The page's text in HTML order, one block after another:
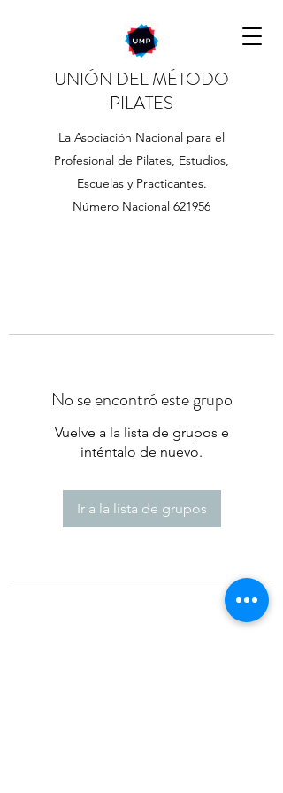
UNIÓN DEL MÉTODO
PILATES
La Asociación Nacional para el
Profesional de Pilates, Estudios,
Escuelas y Practicantes.
Número Nacional 621956
No se encontró este grupo
Vuelve a la lista de grupos e
inténtalo de nuevo.
Ir a la lista de grupos